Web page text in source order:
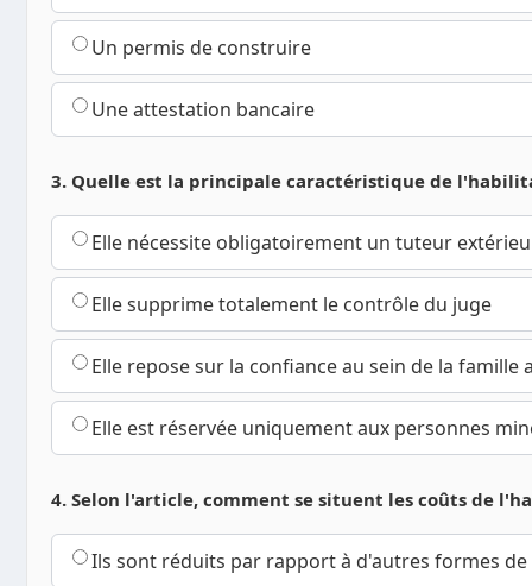
Un permis de construire
Une attestation bancaire
3. Quelle est la principale caractéristique de
Elle nécessite obligatoirement un tuteur
Elle supprime totalement le contrôle du juge
Elle repose sur la confiance au sein de la famille
Elle est réservée uniquement aux personnes
4. Selon l'article, comment se situent les coûts de
Ils sont réduits par rapport à d'autres formes